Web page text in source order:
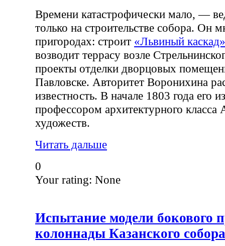
Времени катастрофически мало, —
только на строительстве собора. Он
пригородах: строит «Львиный
возводит террасу возле
проекты отделки дворцовых
Павловске. Авторитет Воронихина
известность. В начале 1803 года его
профессором архитектурного класса
художеств.
Читать дальше
0
Your rating: None
Испытание модели бокового
колоннады Казанского собора